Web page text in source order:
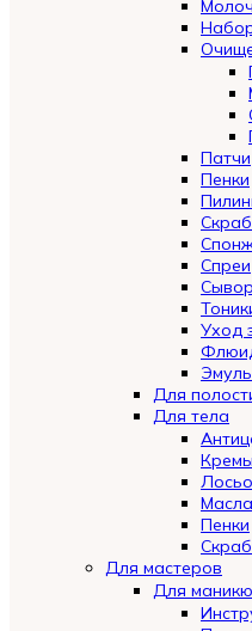
Патчи
Пенки
Спреи
Уход
Для
Для тела
Масла
Пенки
Для мастеров
Для